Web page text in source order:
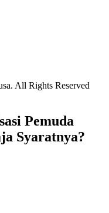
All Rights Reserved
Pemuda
Syaratnya?